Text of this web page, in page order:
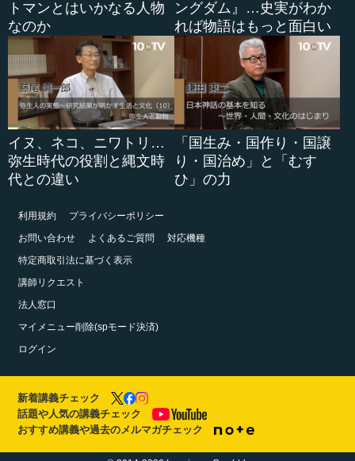
トマンとはいかなる人物
なのか
ングダム』…史実がわか
れば物語はもっと面白い
イヌ、ネコ、ニワトリ…
弥生時代の役割と縄文時
代との違い
「国生み・国作り・国譲
り・国治め」と「むす
ひ」の力
利用規約
プライバシーポリシー
お問い合わせ
よくあるご質問
対応機種
特定商取引法に基づく表示
講師リクエスト
法人窓口
マイメニュー削除(spモード決済)
ログイン
新着講義チェック
話題や人気の講義チェック
おすすめ講義や過去のメルマガチェック